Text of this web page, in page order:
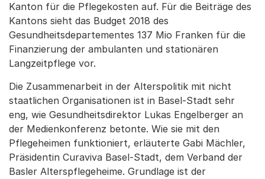
Kanton für die Pflegekosten auf. Für die Beiträge des
Kantons sieht das Budget 2018 des
Gesundheitsdepartementes 137 Mio Franken für die
Finanzierung der ambulanten und stationären
Langzeitpflege vor.
Die Zusammenarbeit in der Alterspolitik mit nicht
staatlichen Organisationen ist in Basel-Stadt sehr
eng, wie Gesundheitsdirektor Lukas Engelberger an
der Medienkonferenz betonte. Wie sie mit den
Pflegeheimen funktioniert, erläuterte Gabi Mächler,
Präsidentin Curaviva Basel-Stadt, dem Verband der
Basler Alterspflegeheime. Grundlage ist der